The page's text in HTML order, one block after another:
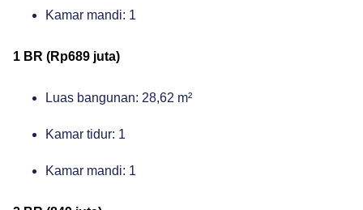
Kamar mandi: 1
1 BR (Rp689 juta)
Luas bangunan: 28,62 m²
Kamar tidur: 1
Kamar mandi: 1